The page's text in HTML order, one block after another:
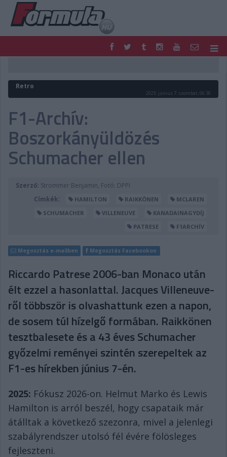
FORMULA
MOTOR
PODCAST
LIVE
TIPPJÁTÉK
DIGITÁLIS MAGAZIN
PONTÁLLÁSOK
VERSENYNAPTÁRAK
Retro
2025. június 7. szombat, 06:30
F1-Archív:
Boszorkányüldözés
Schumacher ellen
Szerző: Strommer Benjamin, Fotó: DPPI
Címkék:
HAMILTON RAIKKÖNEN
MCLAREN
SCHUMACHER
VILLENEUVE
KANADAINAGYDÍJ
PATRESE
F1ARCHÍV
Megosztás e-mailben Megosztás Facebookon
Riccardo Patrese 2006-ban Monaco után
élt ezzel a hasonlattal. Jacques Villeneuve-
ről többször is olvashattunk ezen a napon,
de sosem túl hízelgő formában. Raikkönen
tesztbalesete és a 43 éves Schumacher
győzelmi reményei szintén szerepeltek az
F1-es hírekben június 7-én.
2025: Fókusz 2026-on. Helmut Marko és Lewis
Hamilton is arról beszél, hogy csapataik már
átálltak a következő szezonra, mivel a jelenlegi
szabályrendszer utolsó fél évére fölösleges
fejleszteni.